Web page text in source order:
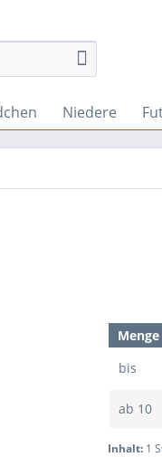
Niedere
Menge
bis
ab 10
Inhalt: 1